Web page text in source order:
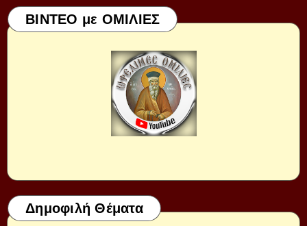
ΒΙΝΤΕΟ με ΟΜΙΛΙΕΣ
Δημοφιλή Θέματα